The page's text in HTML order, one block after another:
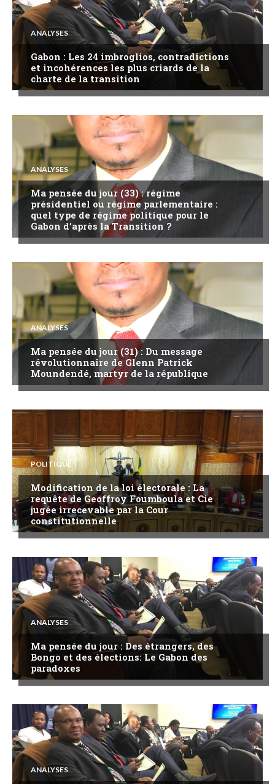
ANALYSES
Gabon : Les 24 imbroglios, contradictions
et incohérences les plus criards de la
charte de la transition
ANALYSES
Ma pensée du jour (33) : régime
présidentiel ou régime parlementaire :
quel type de régime politique pour le
Gabon d’après la Transition ?
ANALYSES
Ma pensée du jour (31) : Du message
révolutionnaire de Glenn Patrick
Moundendé, martyr de la république
POLITIQUE
Modification de la loi électorale : La
requête de Geoffroy Foumboula et Cie
jugée irrecevable par la Cour
constitutionnelle
ANALYSES
Ma pensée du jour : Des étrangers, des
Bongo et des élections: Le Gabon des
paradoxes
ANALYSES